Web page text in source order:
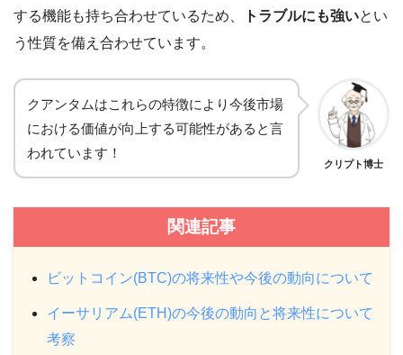
する機能も持ち合わせているため、
トラブルにも強いとい
う性質を備え合わせています。
クアンタムはこれらの特徴により今後市場
における価値が向上する可能性があると言
われています！
クリプト博士
関連記事
ビットコイン(BTC)の将来性や今後の動向について
イーサリアム(ETH)の今後の動向と将来性について
考察